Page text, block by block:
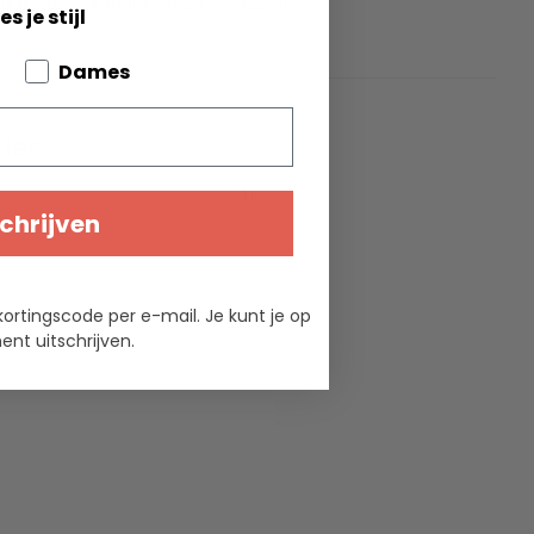
Chums
zwart
je stijl
your pets
Dames
per e-mail. Je kunt je op
uitschrijven.